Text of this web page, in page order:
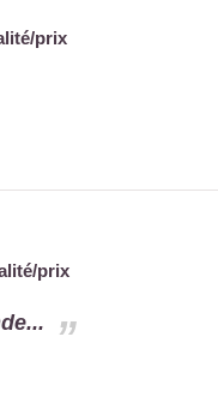
prix
prix